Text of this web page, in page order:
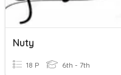
Nuty
18 P 6th - 7th